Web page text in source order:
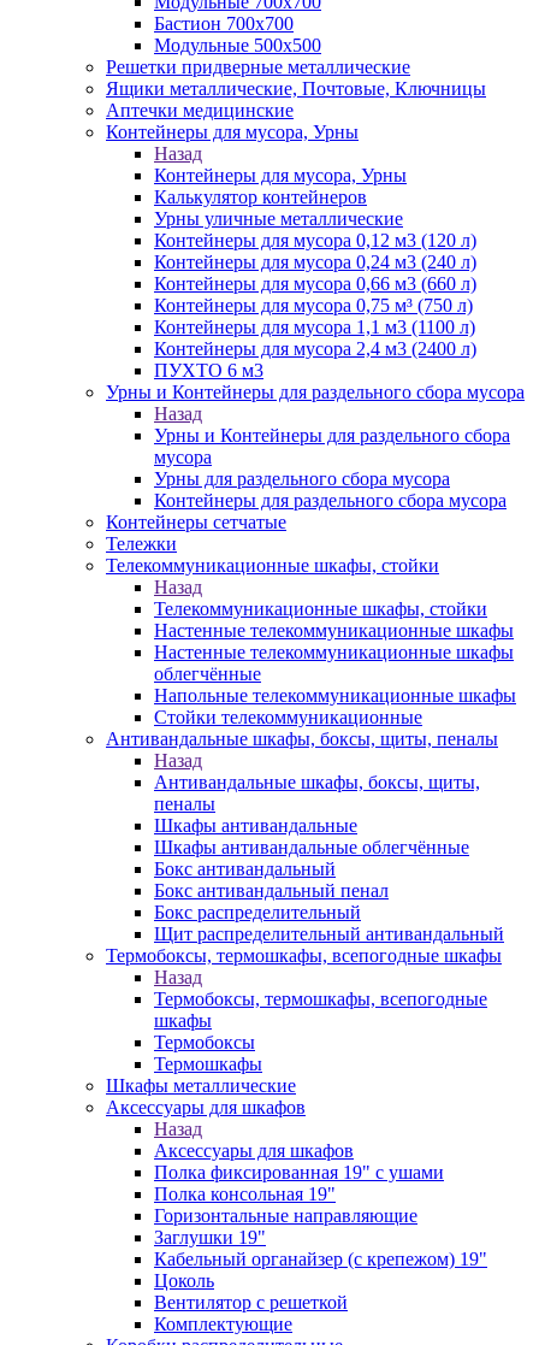
Бастион 700х700
Модульные 500х500
Решетки придверные металлические
Ящики металлические, Почтовые, Ключницы
Аптечки медицинские
Контейнеры для мусора, Урны
Назад
Контейнеры для мусора, Урны
Калькулятор контейнеров
Урны уличные металлические
Контейнеры для мусора 0,12 м3 (120 л)
Контейнеры для мусора 0,24 м3 (240 л)
Контейнеры для мусора 0,66 м3 (660 л)
Контейнеры для мусора 0,75 м³ (750 л)
Контейнеры для мусора 1,1 м3 (1100 л)
Контейнеры для мусора 2,4 м3 (2400 л)
ПУХТО 6 м3
Урны и Контейнеры для раздельного сбора мусора
Назад
Урны и Контейнеры для раздельного сбора
мусора
Урны для раздельного сбора мусора
Контейнеры для раздельного сбора мусора
Контейнеры сетчатые
Тележки
Телекоммуникационные шкафы, стойки
Назад
Телекоммуникационные шкафы, стойки
Настенные телекоммуникационные шкафы
Настенные телекоммуникационные шкафы
облегчённые
Напольные телекоммуникационные шкафы
Стойки телекоммуникационные
Антивандальные шкафы, боксы, щиты, пеналы
Назад
Антивандальные шкафы, боксы, щиты,
пеналы
Шкафы антивандальные
Шкафы антивандальные облегчённые
Бокс антивандальный
Бокс антивандальный пенал
Бокс распределительный
Щит распределительный антивандальный
Термобоксы, термошкафы, всепогодные шкафы
Назад
Термобоксы, термошкафы, всепогодные
шкафы
Термобоксы
Термошкафы
Шкафы металлические
Аксессуары для шкафов
Назад
Аксессуары для шкафов
Полка фиксированная 19" с ушами
Полка консольная 19"
Горизонтальные направляющие
Заглушки 19"
Кабельный органайзер (с крепежом) 19"
Цоколь
Вентилятор с решеткой
Комплектующие